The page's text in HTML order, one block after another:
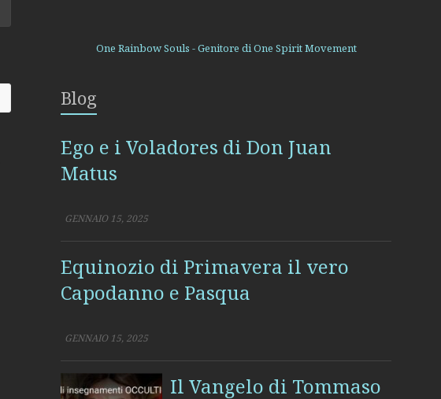
One Rainbow Souls - Genitore di One Spirit Movement
Blog
Ego e i Voladores di Don Juan
Matus
GENNAIO 15, 2025
Equinozio di Primavera il vero
Capodanno e Pasqua
GENNAIO 15, 2025
Il Vangelo di Tommaso